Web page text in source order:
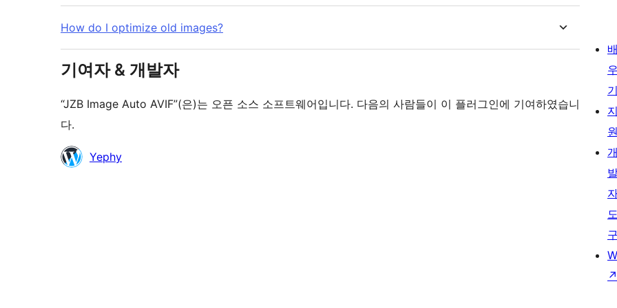
How do I optimize old images?
기여자 & 개발자
“JZB Image Auto AVIF”(은)는 오픈 소스 소프트웨어입니다. 다음의 사람들이 이 플러그인에 기여하였습니
다.
기
Yephy
배
우
기
지
원
개
도
구
↗